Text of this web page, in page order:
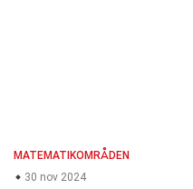
MATEMATIKOMRÅDEN
30 nov 2024